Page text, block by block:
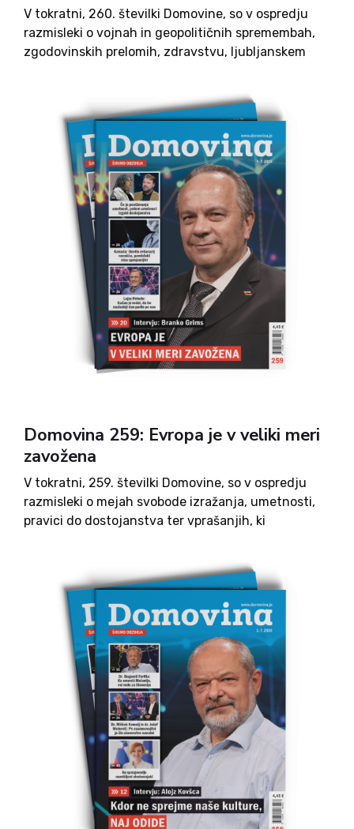
V tokratni, 260. številki Domovine, so v ospredju
razmisleki o vojnah in geopolitičnih spremembah,
zgodovinskih prelomih, zdravstvu, ljubljanskem
skozi pogovore, komentarje in analize odpirajo
teme Bližnjega vzhoda, Ukrajine, vloge velikih sil,
Nata, zdravstva, politike, medijev in odnosa do
preteklosti.
Domovina 259: Evropa je v veliki meri
zavožena
V tokratni, 259. številki Domovine, so v ospredju
razmisleki o mejah svobode izražanja, umetnosti,
pravici do dostojanstva ter vprašanjih, ki
zapise odpirajo teme sodstva, politike,
osamosvojitve, domoljubja, migracij, zgodovine in
družbenih sprememb, ob tem pa se dotaknejo tudi
osebnih zgodb, kulture, vere in zdravja.